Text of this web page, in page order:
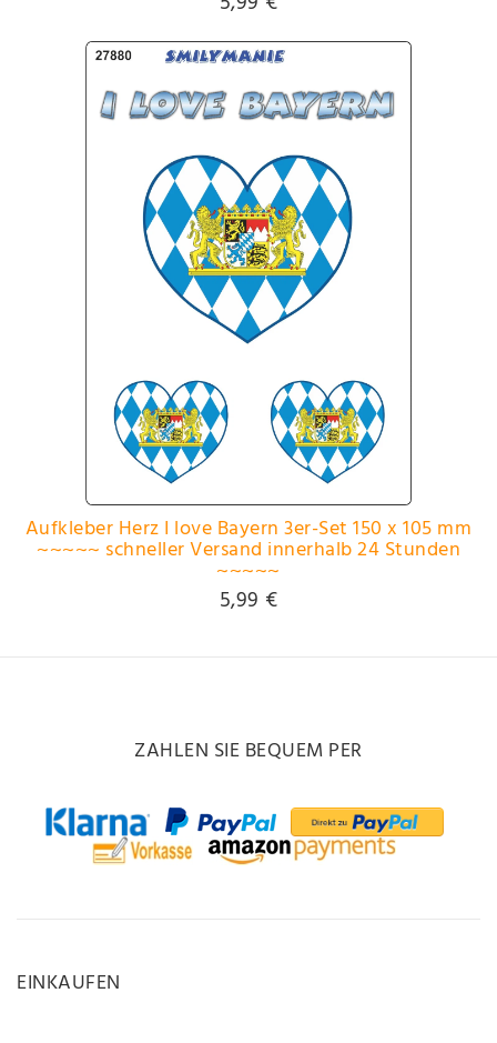
Aufkleber Herz I love Bayern 3er-Set 150 x 105 mm
~~~~~ schneller Versand innerhalb 24 Stunden
~~~~~
5,99 €
ZAHLEN SIE BEQUEM PER
EINKAUFEN